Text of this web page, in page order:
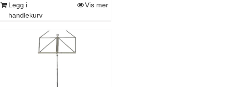
Legg i
handlekurv
Vis mer